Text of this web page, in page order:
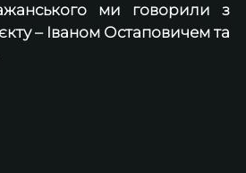
ми говорили з
– Іваном Остаповичем та